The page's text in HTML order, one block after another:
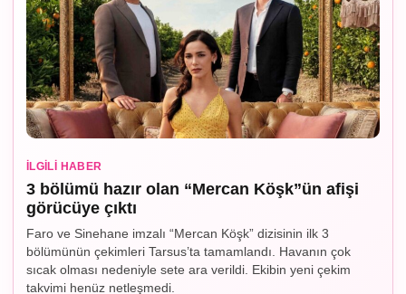
İLGILI HABER
3 bölümü hazır olan “Mercan Köşk”ün afişi
görücüye çıktı
Faro ve Sinehane imzalı “Mercan Köşk” dizisinin ilk 3
bölümünün çekimleri Tarsus’ta tamamlandı. Havanın çok
sıcak olması nedeniyle sete ara verildi. Ekibin yeni çekim
takvimi henüz netleşmedi.